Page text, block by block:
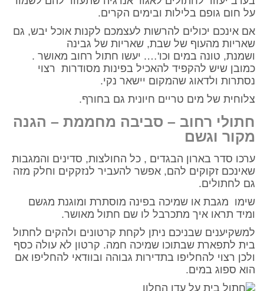
על חום גופם בלילות ובימים הקרים.
אם אינכם יכולים להרשות לעצמכם לקנות אוכל יבש, גם
שאריות מהעוף של שבת, שאריות של גבינה
ושמנת, טונה במים וכו'…. יעשו חתול רחוב מאושר .
כמובן שיש להקפיד להאכיל בפינות מסודרות רצוי
נסתרות ולדאוג שהמקום יישאר נקי.
צלוחית של מים טריים חיונית גם בחורף.
חתולי רחוב – סביבה מחממת – הגנה
מקור וגשם
ערכו סדר בארון הבגדים , כל החולצות, סדינים והמגבות
שאינכם זקוקים להם, אפשר להעביר לנזקקים וחלק מזה
גם לחתולים.
שימו מגבת או שמיכה בפינה מוסתרת ומוגנת מגשם
ומיד תראו איך מתכרבל לו שם חתול מאושר.
למשקיענים שבניכם ניתן לקחת קרטונים ולהקים לחתול
בית לתפארת שבתוכו שמיכה חמה. קרטון לא עולה כסף
ולכן רצוי להחליפו בתדירות גבוהה ובוודאי להחליפו אם
הוא ספוג במים.